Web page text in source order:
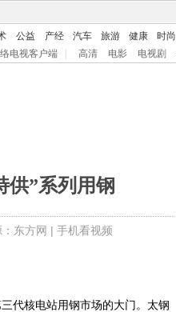
公益 产经 汽车 旅游 健康 时尚
电视客户端 高清 电影 电视剧
供”系列用钢
东方网 | 手机看视频
代核电站用钢市场的大门。太钢